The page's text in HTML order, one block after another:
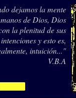
dejamos la mente
de Dios, Dios
la plenitud de sus
y esto es,
intuición..."
V.B.A